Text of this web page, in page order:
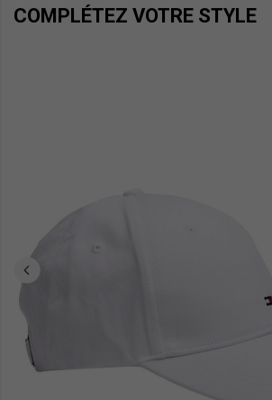
COMPLÉTEZ VOTRE STYLE